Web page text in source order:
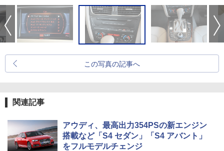
この写真の記事へ
関連記事
アウディ、最高出力354PSの新エンジン
搭載など「S4 セダン」「S4 アバント」
をフルモデルチェンジ